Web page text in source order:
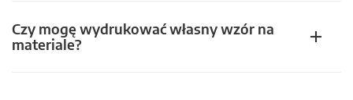
Czy mogę wydrukować własny wzór na
materiale?